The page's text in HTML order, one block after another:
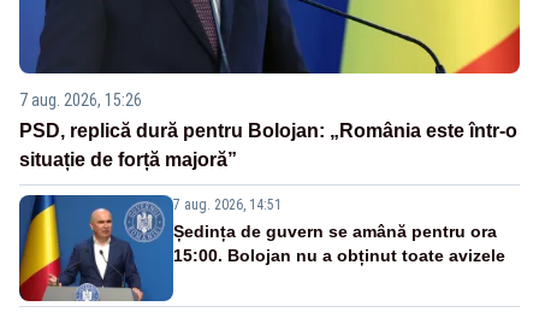
7 aug. 2026, 15:26
PSD, replică dură pentru Bolojan: „România este într-o
situație de forță majoră”
7 aug. 2026, 14:51
Ședința de guvern se amână pentru ora
15:00. Bolojan nu a obținut toate avizele